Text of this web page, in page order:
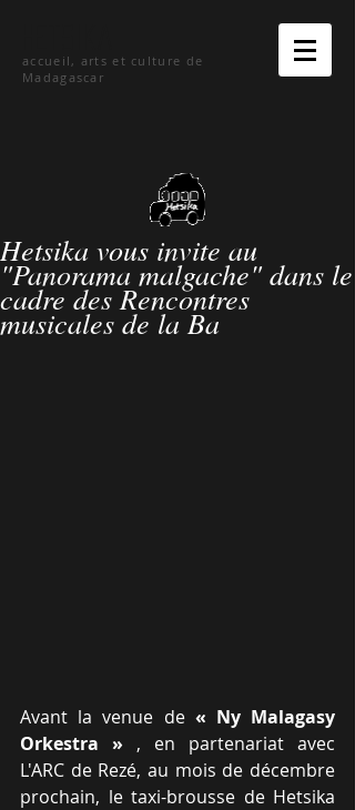
accueil, arts et culture de
Madagascar
Hetsika vous invite au
"Panorama malgache" dans le
cadre des Rencontres
musicales de la Ba
Avant la venue de « Ny Malagasy
Orkestra » , en partenariat avec
L'ARC de Rezé, au mois de décembre
prochain, le taxi-brousse de Hetsika